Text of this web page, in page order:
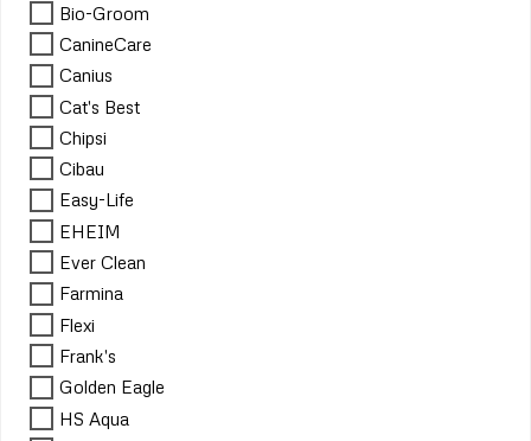
Bio-Groom
CanineCare
Canius
Cat's Best
Chipsi
Cibau
Easy-Life
EHEIM
Ever Clean
Farmina
Flexi
Frank's
Golden Eagle
HS Aqua